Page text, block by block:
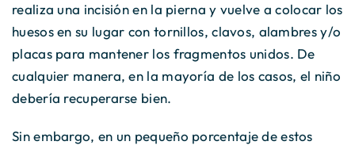
realiza una incisión en la pierna y vuelve a colocar los
huesos en su lugar con tornillos, clavos, alambres y/o
placas para mantener los fragmentos unidos. De
cualquier manera, en la mayoría de los casos, el niño
debería recuperarse bien.
Sin embargo, en un pequeño porcentaje de estos